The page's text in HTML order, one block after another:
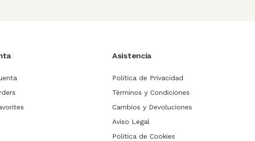
Asistencia
Politica de Privacidad
Términos y Condiciones
Cambios y Devoluciones
Aviso Legal
Politica de Cookies